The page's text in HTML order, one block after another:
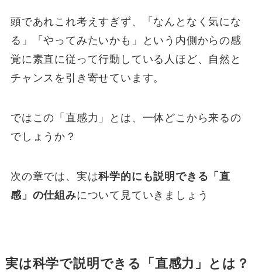
頭であれこれ考えすぎず、「なんとなく気にな
る」「やってみたいかも」という内側からの感
覚に素直に従って行動している人ほど、自然と
チャンスを引き寄せています。
ではこの「直感力」とは、一体どこから来るの
でしょうか？
次の章では、実は科学的にも説明できる「直
感」の仕組みについて見ていきましょう
実は科学で説明できる「直感力」とは？